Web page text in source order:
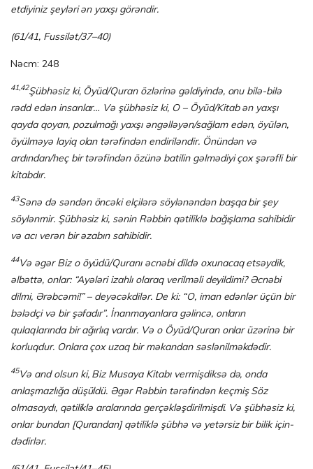
etdiyiniz şeyləri ən yaxşı görəndir.
(61/41, Fussilət/37–40)
Nəcm: 248
41,42Şübhəsiz ki, Öyüd/Quran özlərinə gəldiyində, onu bilə-bilə
rədd edən insanlar… Və şübhəsiz ki, O – Öyüd/Kitab ən yaxşı
qayda qoyan, pozulmağı yaxşı əngəlləyən/sağlam edən, öyülən,
öyülməyə layiq olan tərəfindən endiriləndir. Önündən və
ardından/heç bir tərəfindən özünə batilin gəlmədiyi çox şərəfli bir
kitabdır.
43Sənə də səndən öncəki elçilərə söylənəndən başqa bir şey
söylənmir. Şübhəsiz ki, sənin Rəbbin qətiliklə bağışlama sahibidir
və acı verən bir əzabın sahibidir.
44Və əgər Biz o öyüdü/Quranı əcnəbi dildə oxunacaq etsəydik,
əlbəttə, onlar: “Ayələri izahlı olaraq verilməli deyildimi? Əcnəbi
dilmi, Ərəbcəmi!” – deyəcəkdilər. De ki: “O, iman edənlər üçün bir
bələdçi və bir şəfadır”. İnanmayanlara gəlincə, onların
qulaqlarında bir ağırlıq vardır. Və o Öyüd/Quran onlar üzərinə bir
korluqdur. Onlara çox uzaq bir məkandan səslənilməkdədir.
45Və and olsun ki, Biz Musaya Kitabı vermişdiksə də, onda
anlaşmazlığa düşüldü. Əgər Rəbbin tərəfindən keçmiş Söz
olmasaydı, qətiliklə aralarında gerçəkləşdiril­miş­di. Və şübhəsiz ki,
onlar bundan [Qurandan] qətiliklə şübhə və yetərsiz bir bilik için­
dədirlər.